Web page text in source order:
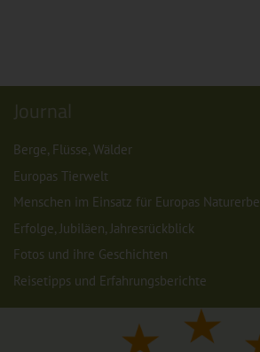
Journal
Berge, Flüsse, Wälder
Europas Tierwelt
Menschen im Einsatz für Europas Naturerbe
Erfolge, Jubiläen, Jahresrückblick
Fotos und ihre Geschichten
Reisetipps und Erfahrungsberichte